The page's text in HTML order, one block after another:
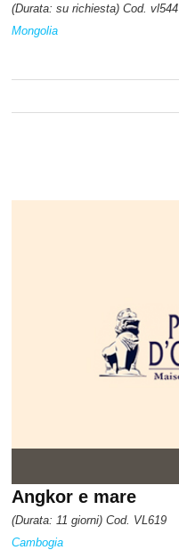
(Durata: su richiesta) Cod. vl544
Mongolia
Angkor e mare
(Durata: 11 giorni) Cod. VL619
Cambogia